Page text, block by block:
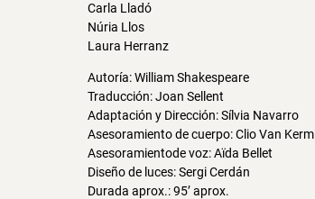
Carla Lladó
Núria Llos
Laura Herranz
Autoría: William Shakespeare
Traducción: Joan Sellent
Adaptación y Dirección: Sílvia Navarro
Asesoramiento de cuerpo: Clio Van Kerm
Asesoramientode voz: Aïda Bellet
Diseño de luces: Sergi Cerdán
Durada aprox.: 95’ aprox.